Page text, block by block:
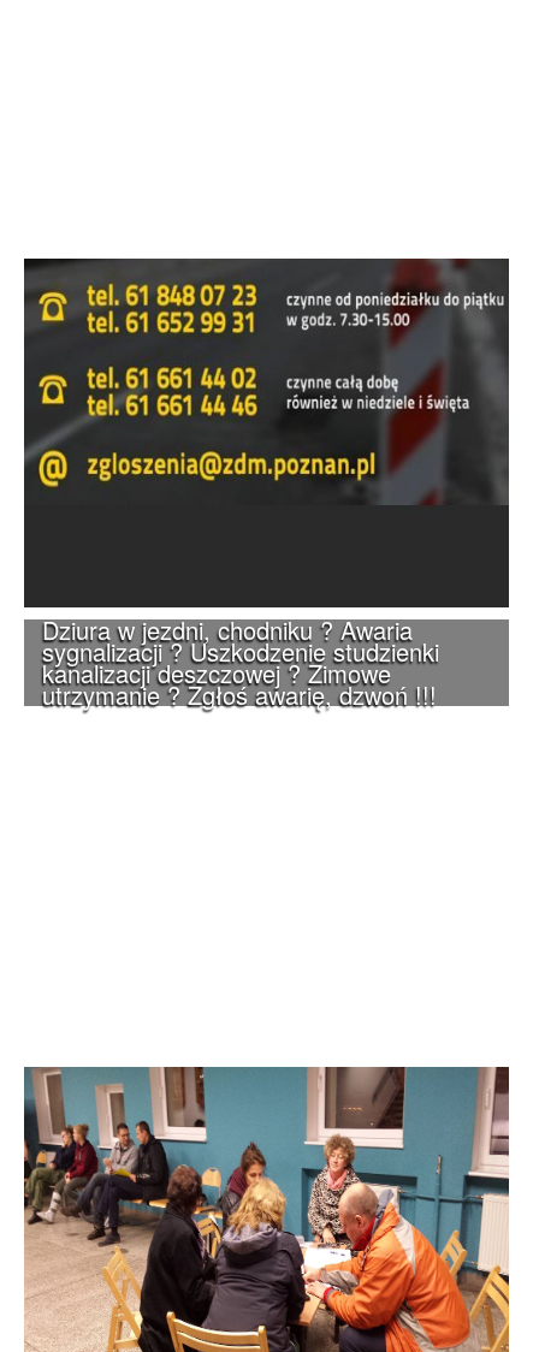
Dziura w jezdni, chodniku ? Awaria
sygnalizacji ? Uszkodzenie studzienki
kanalizacji deszczowej ? Zimowe
utrzymanie ? Zgłoś awarię, dzwoń !!!